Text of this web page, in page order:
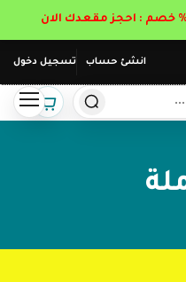
انشئ حساب تسجيل دخول